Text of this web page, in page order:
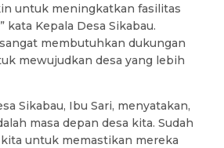
untuk meningkatkan fasilitas
kata Kepala Desa Sikabau.
membutuhkan dukungan
mewujudkan desa yang lebih
Sikabau, Ibu Sari, menyatakan,
masa depan desa kita. Sudah
untuk memastikan mereka